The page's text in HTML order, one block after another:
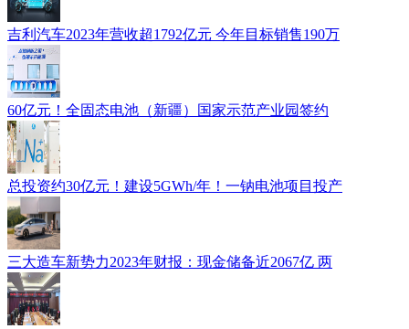
吉利汽车2023年营收超1792亿元 今年目标销售190万
60亿元！全固态电池（新疆）国家示范产业园签约
总投资约30亿元！建设5GWh/年！一钠电池项目投产
三大造车新势力2023年财报：现金储备近2067亿 两